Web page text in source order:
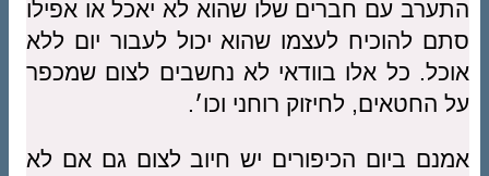
התערב עם חברים שלו שהוא לא יאכל או אפילו
סתם להוכיח לעצמו שהוא יכול לעבור יום ללא
אוכל. כל אלו בוודאי לא נחשבים לצום שמכפר
על החטאים, לחיזוק רוחני וכו׳.
אמנם ביום הכיפורים יש חיוב לצום גם אם לא